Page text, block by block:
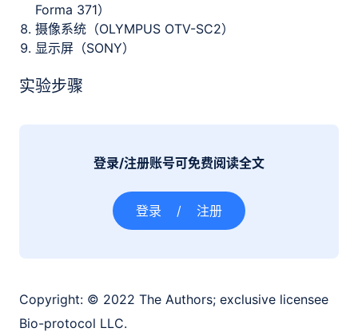
Forma 371）
摄像系统（OLYMPUS OTV-SC2）
显示屏（SONY）
实验步骤
登录/注册账号可免费阅读全文
登录 / 注册
Copyright: © 2022 The Authors; exclusive licensee
Bio-protocol LLC.